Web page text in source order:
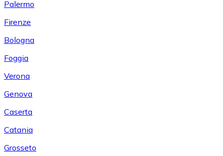
Palermo
Firenze
Bologna
Foggia
Verona
Genova
Caserta
Catania
Grosseto